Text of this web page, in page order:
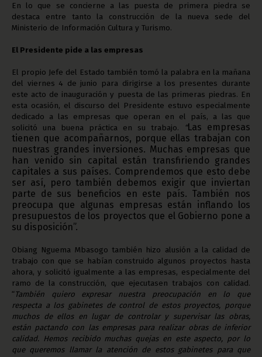
En lo que se concierne a las puesta de primera piedra se
destaca entre tanto la construcción de la nueva sede del
Ministerio de Información Cultura y Turismo.
El Presidente pide a las empresas
El propio Jefe del Estado también tomó la palabra en la mañana
del viernes 4 de junio para dirigirse a los presentes durante
este acto de inauguración y puesta de las primeras piedras. En
esta ocasión, el discurso del Presidente estuvo especialmente
dedicado a las empresas que operan en el país, a las que
solicitó una buena práctica en su trabajo.
“Las empresas
tienen que acompañarnos, porque ellas trabajan con
nuestras grandes inversiones. Muchas empresas que
han venido sin capital están transfiriendo grandes
capitales a sus países. Comprendemos que esto debe
ser así, pero también debemos exigir que inviertan
parte de sus beneficios en este país. También nos
preocupa que algunas empresas están inflando los
presupuestos de los proyectos que el Gobierno pone a
su disposición”.
Obiang Nguema Mbasogo también hizo alusión a la calidad de
trabajo con que se habían construido algunos proyectos hasta
ahora, y solicitó igualmente a las empresas, especialmente del
ramo de la construcción, que ejecutasen trabajos con calidad.
“También quiero expresar nuestra preocupación en lo que
respecta a los gabinetes de control de estos proyectos, porque
muchos de ellos en lugar de controlar y supervisar las obras,
están pactando con las empresas para realizar obras de inferior
calidad. Hemos recibido muchas quejas en este aspecto, por lo
que queremos llamar la atención de estos gabinetes para que